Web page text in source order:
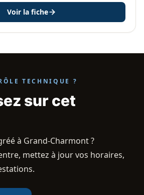
Voir la fiche
TECHNIQUE ?
sur cet
à Grand-Charmont ?
mettez à jour vos horaires,